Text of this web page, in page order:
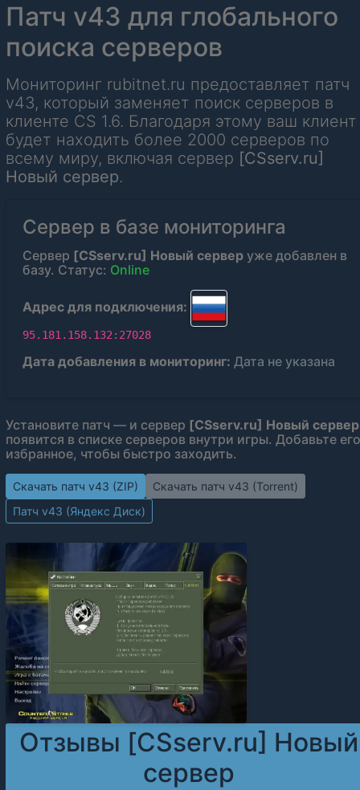
Патч v43 для глобального
поиска серверов
Мониторинг rubitnet.ru предоставляет патч
v43, который заменяет поиск серверов в
клиенте CS 1.6. Благодаря этому ваш клиент
будет находить более 2000 серверов по
всему миру, включая сервер [CSserv.ru]
Новый сервер.
Сервер в базе мониторинга
Сервер [CSserv.ru] Новый сервер уже добавлен в
базу. Статус: Online
Адрес для подключения:
95.181.158.132:27028
Дата добавления в мониторинг: Дата не указана
Установите патч — и сервер [CSserv.ru] Новый сервер
появится в списке серверов внутри игры. Добавьте
избранное, чтобы быстро заходить.
Скачать патч v43 (ZIP)
Скачать патч v43 (Torrent)
Патч v43 (Яндекс Диск)
Отзывы [CSserv.ru] Новый
сервер